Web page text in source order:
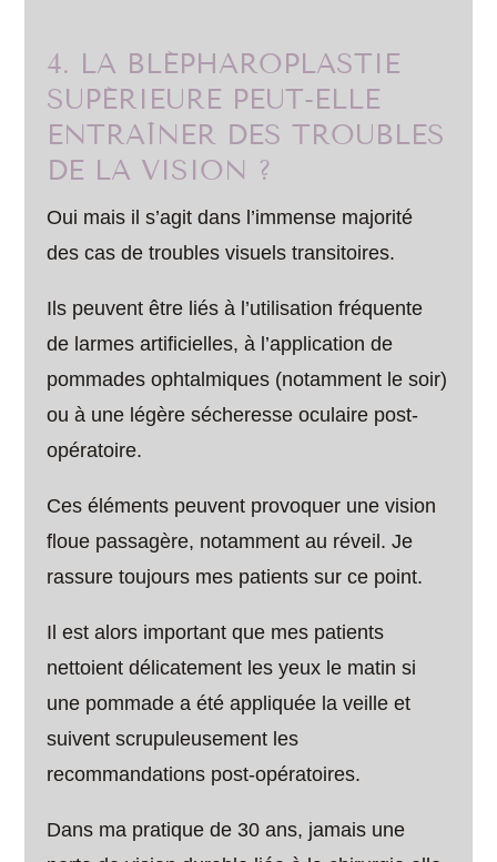
4. LA BLÉPHAROPLASTIE
SUPÉRIEURE PEUT-ELLE
ENTRAÎNER DES TROUBLES
DE LA VISION ?
Oui mais il s’agit dans l’immense majorité
des cas de troubles visuels transitoires.
Ils peuvent être liés à l’utilisation fréquente
de larmes artificielles, à l’application de
pommades ophtalmiques (notamment le soir)
ou à une légère sécheresse oculaire post-
opératoire.
Ces éléments peuvent provoquer une vision
floue passagère, notamment au réveil. Je
rassure toujours mes patients sur ce point.
Il est alors important que mes patients
nettoient délicatement les yeux le matin si
une pommade a été appliquée la veille et
suivent scrupuleusement les
recommandations post-opératoires.
Dans ma pratique de 30 ans, jamais une